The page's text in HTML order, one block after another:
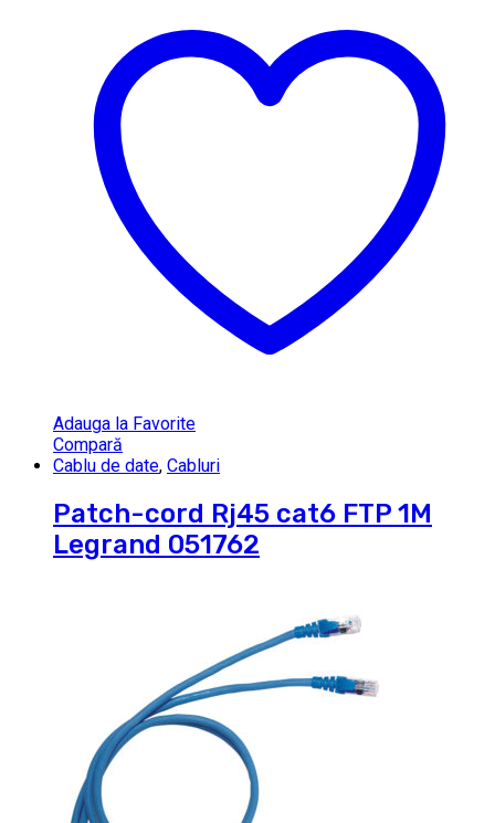
Adauga la Favorite
Compară
Cablu de date, Cabluri
Patch-cord Rj45 cat6 FTP 1M
Legrand 051762